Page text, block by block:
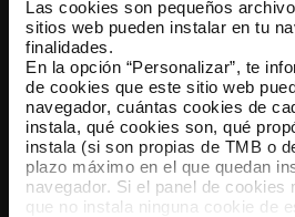
Las cookies son pequeños
sitios web pueden instalar en tu
finalidades.
En la opción “Personalizar”, te
de cookies que este sitio web
navegador, cuántas cookies de
instala, qué cookies son, qué
instala (si son propias de TMB o
plazo máximo en el que quedan
navegador. Si el panel de cookies
que no instala ninguna cookie de
TMB App
Descárgate TMB App y compra tus
App Store Google Play